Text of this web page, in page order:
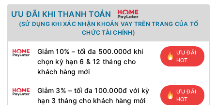
ƯU ĐÃI KHI THANH TOÁN
(SỬ DỤNG KHI XÁC NHẬN KHOẢN VAY TRÊN TRANG CỦA TỔ
CHỨC TÀI CHÍNH)
Giảm 10% – tối đa 500.000đ khi
chọn kỳ hạn 6 & 12 tháng cho
khách hàng mới
ƯU ĐÃI
HOT
Giảm 3% – tối đa 100.000đ với kỳ
hạn 3 tháng cho khách hàng mới
ƯU ĐÃI
HOT